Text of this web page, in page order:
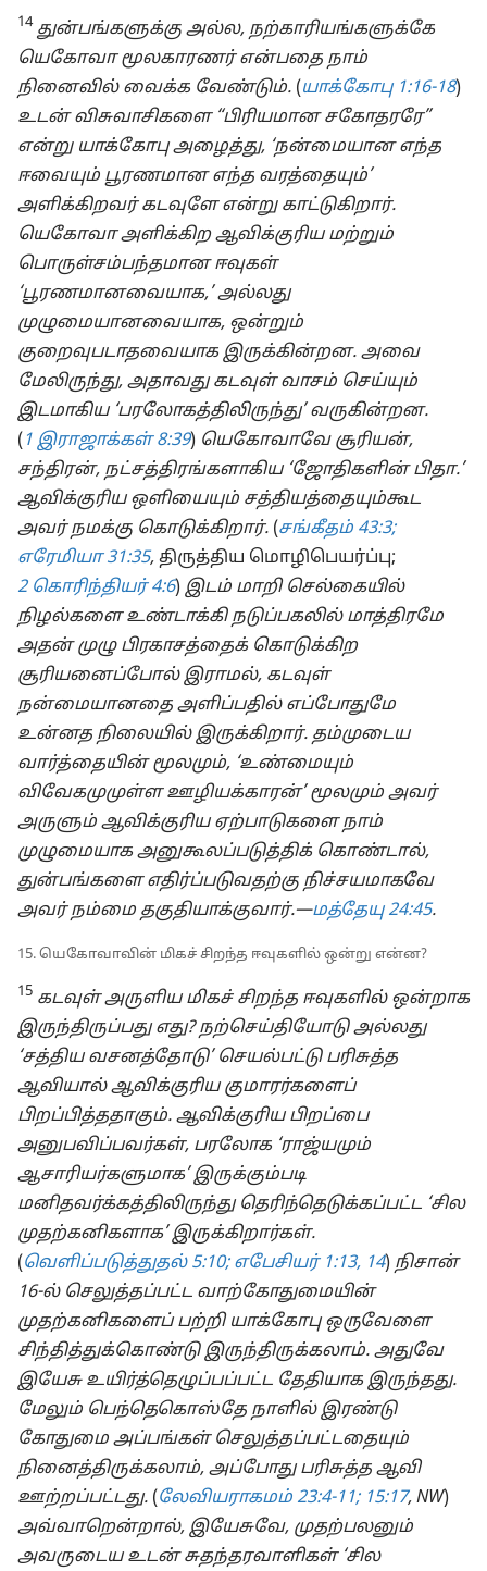
14 துன்பங்களுக்கு அல்ல, நற்காரியங்களுக்கே
யெகோவா மூலகாரணர் என்பதை நாம்
நினைவில் வைக்க வேண்டும். (யாக்கோபு 1:16-18)
உடன் விசுவாசிகளை “பிரியமான சகோதரரே”
என்று யாக்கோபு அழைத்து, ‘நன்மையான எந்த
ஈவையும் பூரணமான எந்த வரத்தையும்’
அளிக்கிறவர் கடவுளே என்று காட்டுகிறார்.
யெகோவா அளிக்கிற ஆவிக்குரிய மற்றும்
பொருள்சம்பந்தமான ஈவுகள்
‘பூரணமானவையாக,’ அல்லது
முழுமையானவையாக, ஒன்றும்
குறைவுபடாதவையாக இருக்கின்றன. அவை
மேலிருந்து, அதாவது கடவுள் வாசம் செய்யும்
இடமாகிய ‘பரலோகத்திலிருந்து’ வருகின்றன.
( 1 இராஜாக்கள் 8:39) யெகோவாவே சூரியன்,
சந்திரன், நட்சத்திரங்களாகிய ‘ஜோதிகளின் பிதா.’
ஆவிக்குரிய ஒளியையும் சத்தியத்தையும்கூட
அவர் நமக்கு கொடுக்கிறார். (சங்கீதம் 43:3;
எரேமியா 31:35, திருத்திய மொழிபெயர்ப்பு;
2 கொரிந்தியர் 4:6) இடம் மாறி செல்கையில்
நிழல்களை உண்டாக்கி நடுப்பகலில் மாத்திரமே
அதன் முழு பிரகாசத்தைக் கொடுக்கிற
சூரியனைப்போல் இராமல், கடவுள்
நன்மையானதை அளிப்பதில் எப்போதுமே
உன்னத நிலையில் இருக்கிறார். தம்முடைய
வார்த்தையின் மூலமும், ‘உண்மையும்
விவேகமுமுள்ள ஊழியக்காரன்’ மூலமும் அவர்
அருளும் ஆவிக்குரிய ஏற்பாடுகளை நாம்
முழுமையாக அனுகூலப்படுத்திக் கொண்டால்,
துன்பங்களை எதிர்ப்படுவதற்கு நிச்சயமாகவே
அவர் நம்மை தகுதியாக்குவார்.—மத்தேயு 24:45.
15. யெகோவாவின் மிகச் சிறந்த ஈவுகளில் ஒன்று என்ன?
15 கடவுள் அருளிய மிகச் சிறந்த ஈவுகளில் ஒன்றாக
இருந்திருப்பது எது? நற்செய்தியோடு அல்லது
‘சத்திய வசனத்தோடு’ செயல்பட்டு பரிசுத்த
ஆவியால் ஆவிக்குரிய குமாரர்களைப்
பிறப்பித்ததாகும். ஆவிக்குரிய பிறப்பை
அனுபவிப்பவர்கள், பரலோக ‘ராஜ்யமும்
ஆசாரியர்களுமாக’ இருக்கும்படி
மனிதவர்க்கத்திலிருந்து தெரிந்தெடுக்கப்பட்ட ‘சில
முதற்கனிகளாக’ இருக்கிறார்கள்.
(வெளிப்படுத்துதல் 5:10; எபேசியர் 1:13, 14) நிசான்
16-ல் செலுத்தப்பட்ட வாற்கோதுமையின்
முதற்கனிகளைப் பற்றி யாக்கோபு ஒருவேளை
சிந்தித்துக்கொண்டு இருந்திருக்கலாம். அதுவே
இயேசு உயிர்த்தெழுப்பப்பட்ட தேதியாக இருந்தது.
மேலும் பெந்தெகொஸ்தே நாளில் இரண்டு
கோதுமை அப்பங்கள் செலுத்தப்பட்டதையும்
நினைத்திருக்கலாம், அப்போது பரிசுத்த ஆவி
ஊற்றப்பட்டது. (லேவியராகமம் 23:4-11; 15:17, NW)
அவ்வாறென்றால், இயேசுவே, முதற்பலனும்
அவருடைய உடன் சுதந்தரவாளிகள் ‘சில